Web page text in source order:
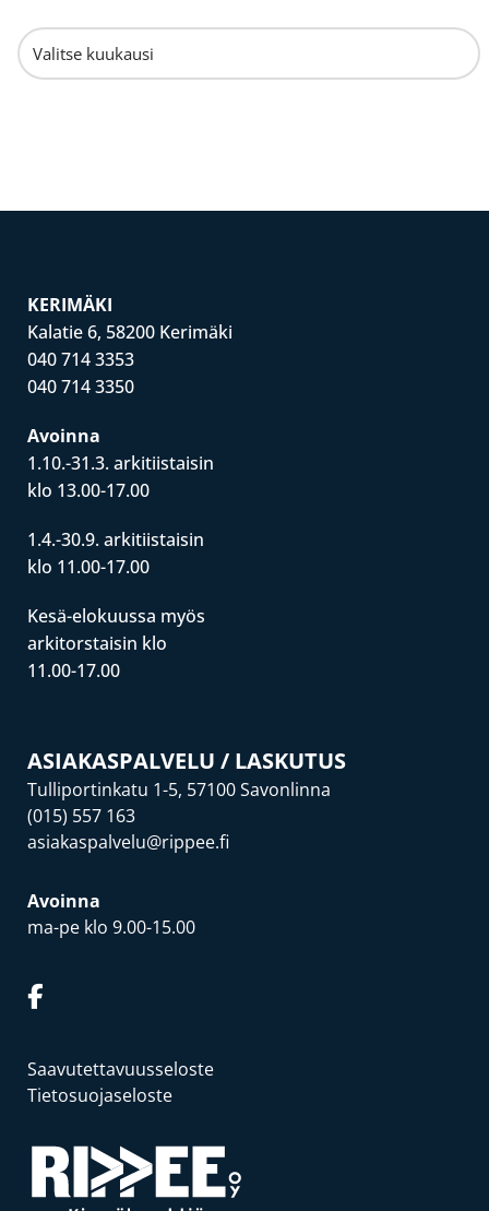
KERIMÄKI
Kalatie 6, 58200 Kerimäki
040 714 3353
040 714 3350
Avoinna
1.10.-31.3. arkitiistaisin
klo 13.00-17.00
1.4.-30.9. arkitiistaisin
klo 11.00-17.00
Kesä-elokuussa myös
arkitorstaisin klo
11.00-17.00
ASIAKASPALVELU / LASKUTUS
Tulliportinkatu 1-5, 57100 Savonlinna
(015) 557 163
asiakaspalvelu@rippee.fi
Avoinna
ma-pe klo 9.00-15.00
Saavutettavuusseloste
Tietosuojaseloste